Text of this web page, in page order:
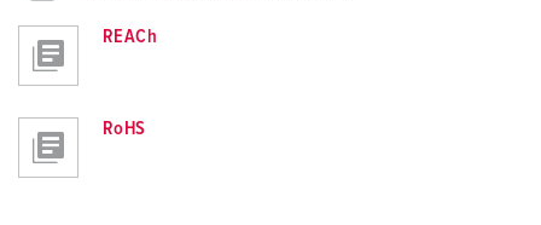
REACh
RoHS